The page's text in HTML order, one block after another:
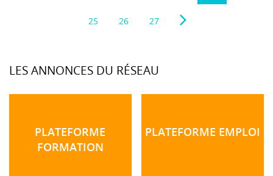
25 26 27
LES ANNONCES DU RÉSEAU
PLATEFORME
FORMATION
PLATEFORME EMPLOI